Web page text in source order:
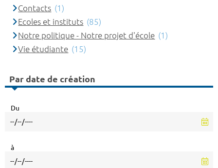
Contacts (1)
Ecoles et instituts (85)
Notre politique - Notre projet d'école (1)
Vie étudiante (15)
Par date de création
Du
à